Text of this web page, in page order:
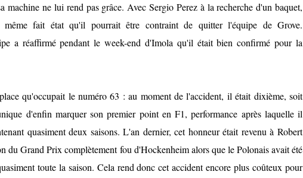
machine ne lui rend pas grâce. Avec Sergio Perez à la recherche d'un baquet,
même fait état qu'il pourrait être contraint de quitter l'équipe de Grove.
a réaffirmé pendant le week-end d'Imola qu'il était bien confirmé pour la
qu'occupait le numéro 63 : au moment de l'accident, il était dixième, soit
d'enfin marquer son premier point en F1, performance après laquelle il
quasiment deux saisons. L'an dernier, cet honneur était revenu à Robert
du Grand Prix complètement fou d'Hockenheim alors que le Polonais avait été
toute la saison. Cela rend donc cet accident encore plus coûteux pour